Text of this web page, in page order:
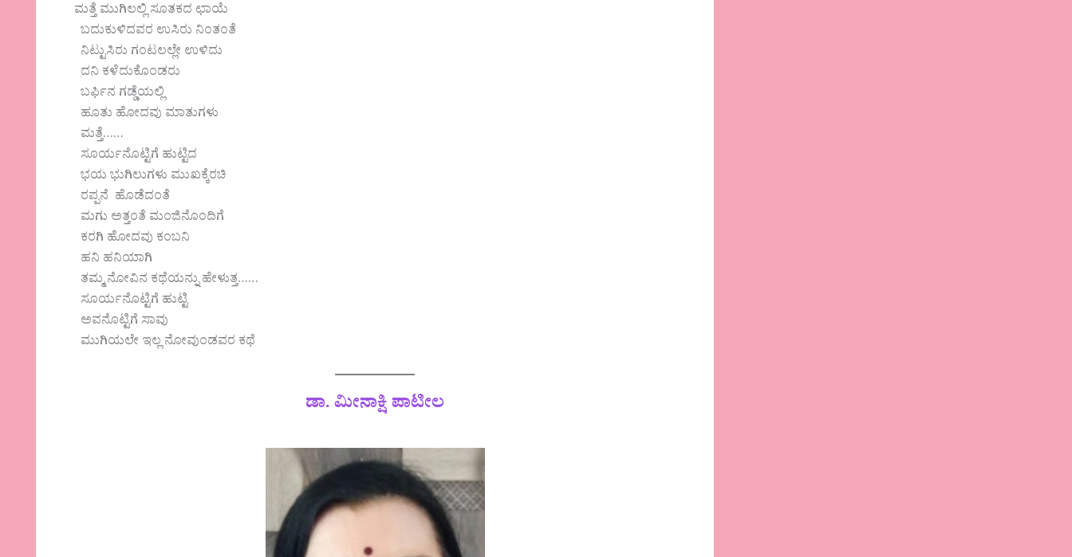
ಮತ್ತೆ ಮುಗಿಲಲ್ಲಿ ಸೂತಕದ ಛಾಯೆ
ಬದುಕುಳಿದವರ ಉಸಿರು ನಿಂತಂತೆ
ನಿಟ್ಟುಸಿರು ಗಂಟಲಲ್ಲೇ ಉಳಿದು
ದನಿ ಕಳೆದುಕೊಂಡರು
ಬರ್ಫಿನ ಗಡ್ಡೆಯಲ್ಲಿ
ಹೂತು ಹೋದವು ಮಾತುಗಳು
ಮತ್ತೆ……
ಸೂರ್ಯನೊಟ್ಟಿಗೆ ಹುಟ್ಟಿದ
ಭಯ ಭುಗಿಲುಗಳು ಮುಖಕ್ಕೆರಚಿ
ರಪ್ಪನೆ ಹೊಡೆದಂತೆ
ಮಗು ಅತ್ತಂತೆ ಮಂಜಿನೊಂದಿಗೆ
ಕರಗಿ ಹೋದವು ಕಂಬನಿ
ಹನಿ ಹನಿಯಾಗಿ
ತಮ್ಮ ನೋವಿನ ಕಥೆಯನ್ನು ಹೇಳುತ್ತ……
ಸೂರ್ಯನೊಟ್ಟಿಗೆ ಹುಟ್ಟಿ
ಅವನೊಟ್ಟಿಗೆ ಸಾವು
ಮುಗಿಯಲೇ ಇಲ್ಲ ನೋವುಂಡವರ ಕಥೆ
ಡಾ. ಮೀನಾಕ್ಷಿ ಪಾಟೀಲ